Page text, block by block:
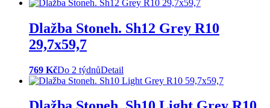
Dlažba Stoneh. Sh12 Grey R10
29,7x59,7
769 KčDo 2 týdnůDetail